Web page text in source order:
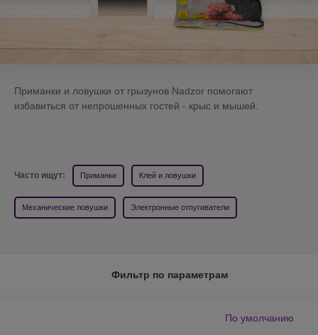
Приманки и ловушки от грызунов Nadzor помогают
избавиться от непрошенных гостей - крыс и мышей.
Часто ищут: Приманки Клей и ловушки
Механические ловушки Электронные отпугиватели
Фильтр по параметрам
По умолчанию